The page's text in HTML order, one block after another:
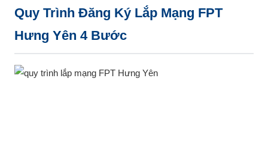
Quy Trình Đăng Ký Lắp Mạng FPT
Hưng Yên 4 Bước